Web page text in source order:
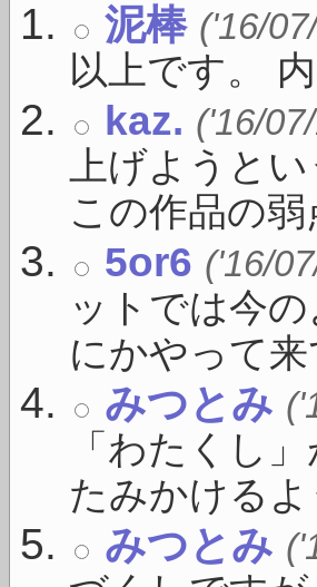
泥棒 ('16/
以上です。
kaz. ('16/
上げようと
この作品の
5or6 ('16/
ットでは今
にかやって
みつとみ
「わたくし
たみかける
みつとみ